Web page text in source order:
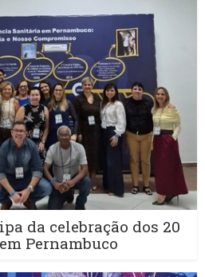
da celebração dos 20
Pernambuco